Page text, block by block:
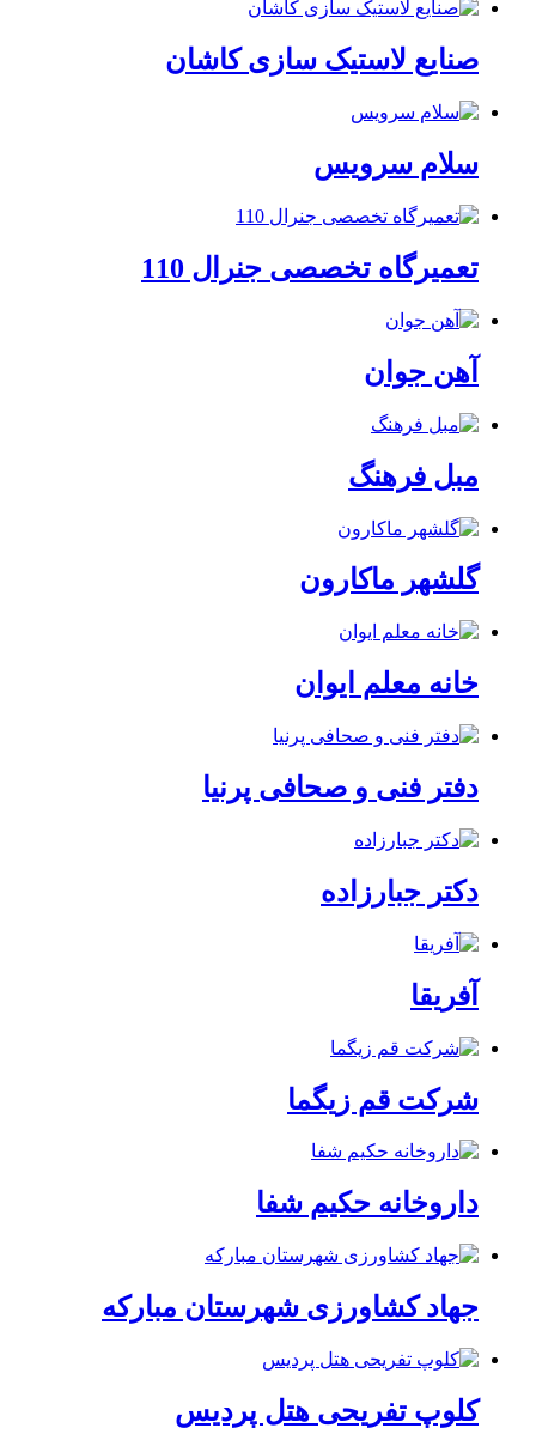
صنایع لاستیک سازی کاشان
سلام سرویس
تعمیرگاه تخصصی جنرال 110
آهن جوان
مبل فرهنگ
گلشهر ماکارون
خانه معلم ایوان
دفتر فنی و صحافی پرنیا
دکتر جبارزاده
آفریقا
شرکت قم زیگما
داروخانه حکیم شفا
جهاد کشاورزی شهرستان مبارکه
کلوپ تفریحی هتل پردیس